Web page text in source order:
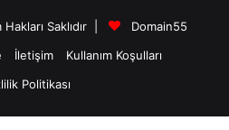
Saklıdır |
Domain55
İletişim
Kullanım Koşulları
Politikası